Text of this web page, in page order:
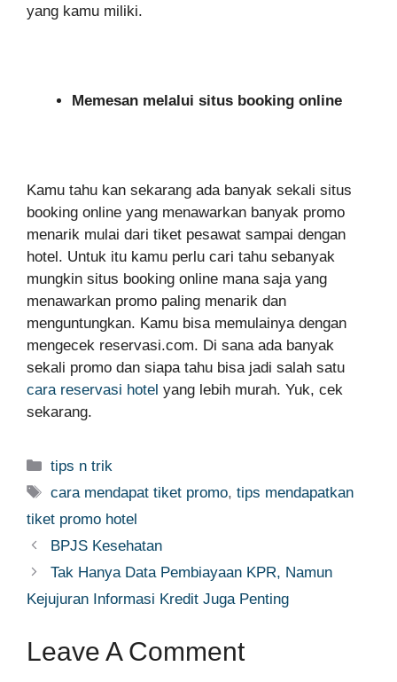
yang kamu miliki.
Memesan melalui situs booking online
Kamu tahu kan sekarang ada banyak sekali situs
booking online yang menawarkan banyak promo
menarik mulai dari tiket pesawat sampai dengan
hotel. Untuk itu kamu perlu cari tahu sebanyak
mungkin situs booking online mana saja yang
menawarkan promo paling menarik dan
menguntungkan. Kamu bisa memulainya dengan
mengecek reservasi.com. Di sana ada banyak
sekali promo dan siapa tahu bisa jadi salah satu
cara reservasi hotel yang lebih murah. Yuk, cek
sekarang.
Categories
tips n trik
Tags
cara mendapat tiket promo,tips mendapatkan
tiket promo hotel
BPJS Kesehatan
Tak Hanya Data Pembiayaan KPR, Namun
Kejujuran Informasi Kredit Juga Penting
Leave A Comment